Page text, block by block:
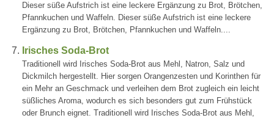
Dieser süße Aufstrich ist eine leckere Ergänzung zu Brot, Brötchen,
Pfannkuchen und Waffeln. Dieser süße Aufstrich ist eine leckere
Ergänzung zu Brot, Brötchen, Pfannkuchen und Waffeln....
Irisches Soda-Brot
Traditionell wird Irisches Soda-Brot aus Mehl, Natron, Salz und
Dickmilch hergestellt. Hier sorgen Orangenzesten und Korinthen für
ein Mehr an Geschmack und verleihen dem Brot zugleich ein leicht
süßliches Aroma, wodurch es sich besonders gut zum Frühstück
oder Brunch eignet. Traditionell wird Irisches Soda-Brot aus Mehl,